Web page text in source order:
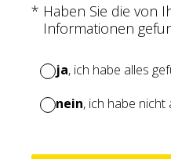
* Haben Sie die von
Informationen
(Erforderlich.)
ja, ich habe alles
nein, ich habe nicht